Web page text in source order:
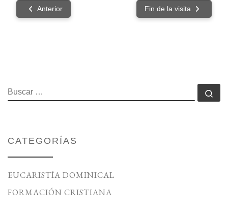
Anterior Fin de la visita
BUSCAR
CATEGORÍAS
EUCARISTÍA DOMINICAL
FORMACIÓN CRISTIANA